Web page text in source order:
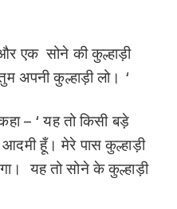
एक सोने की कुल्हाड़ी
अपनी कुल्हाड़ी लो। ‘
– ‘ यह तो किसी बड़े
हूँ। मेरे पास कुल्हाड़ी
यह तो सोने के कुल्हाड़ी